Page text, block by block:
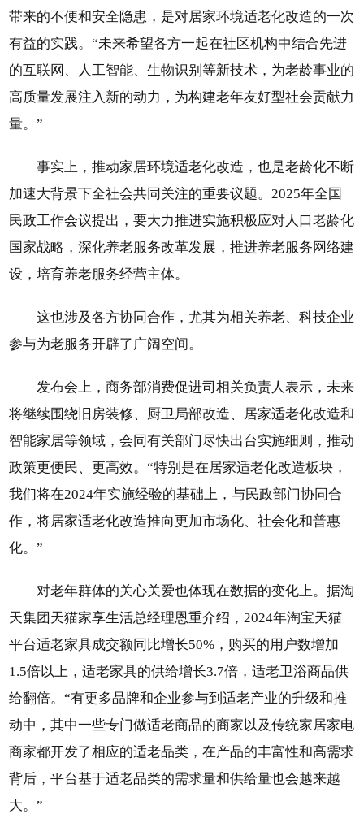
带来的不便和安全隐患，是对居家环境适老化改造的一次
有益的实践。“未来希望各方一起在社区机构中结合先进
的互联网、人工智能、生物识别等新技术，为老龄事业的
高质量发展注入新的动力，为构建老年友好型社会贡献力
量。”
事实上，推动家居环境适老化改造，也是老龄化不断
加速大背景下全社会共同关注的重要议题。2025年全国
民政工作会议提出，要大力推进实施积极应对人口老龄化
国家战略，深化养老服务改革发展，推进养老服务网络建
设，培育养老服务经营主体。
这也涉及各方协同合作，尤其为相关养老、科技企业
参与为老服务开辟了广阔空间。
发布会上，商务部消费促进司相关负责人表示，未来
将继续围绕旧房装修、厨卫局部改造、居家适老化改造和
智能家居等领域，会同有关部门尽快出台实施细则，推动
政策更便民、更高效。“特别是在居家适老化改造板块，
我们将在2024年实施经验的基础上，与民政部门协同合
作，将居家适老化改造推向更加市场化、社会化和普惠
化。”
对老年群体的关心关爱也体现在数据的变化上。据淘
天集团天猫家享生活总经理恩重介绍，2024年淘宝天猫
平台适老家具成交额同比增长50%，购买的用户数增加
1.5倍以上，适老家具的供给增长3.7倍，适老卫浴商品供
给翻倍。“有更多品牌和企业参与到适老产业的升级和推
动中，其中一些专门做适老商品的商家以及传统家居家电
商家都开发了相应的适老品类，在产品的丰富性和高需求
背后，平台基于适老品类的需求量和供给量也会越来越
大。”